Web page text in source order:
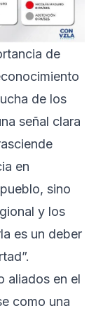
de
de los
señal clara
en
sino
y los
es un deber
aliados en el
como una